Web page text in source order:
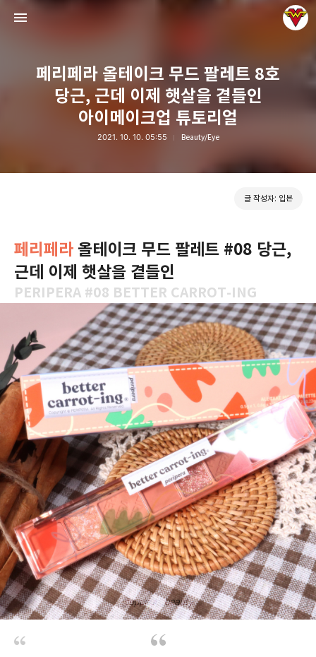
페리페라 올테이크 무드 팔레트 8호
당근, 근데 이제 햇살을 곁들인
아이메이크업 튜토리얼
2021. 10. 10. 05:55 Beauty/Eye
글 작성자: 입븐
페리페라 올테이크 무드 팔레트 #08 당근,
근데 이제 햇살을 곁들인
PERIPERA #08 BETTER CARROT-ING
그녀는 예뻤다
입븐